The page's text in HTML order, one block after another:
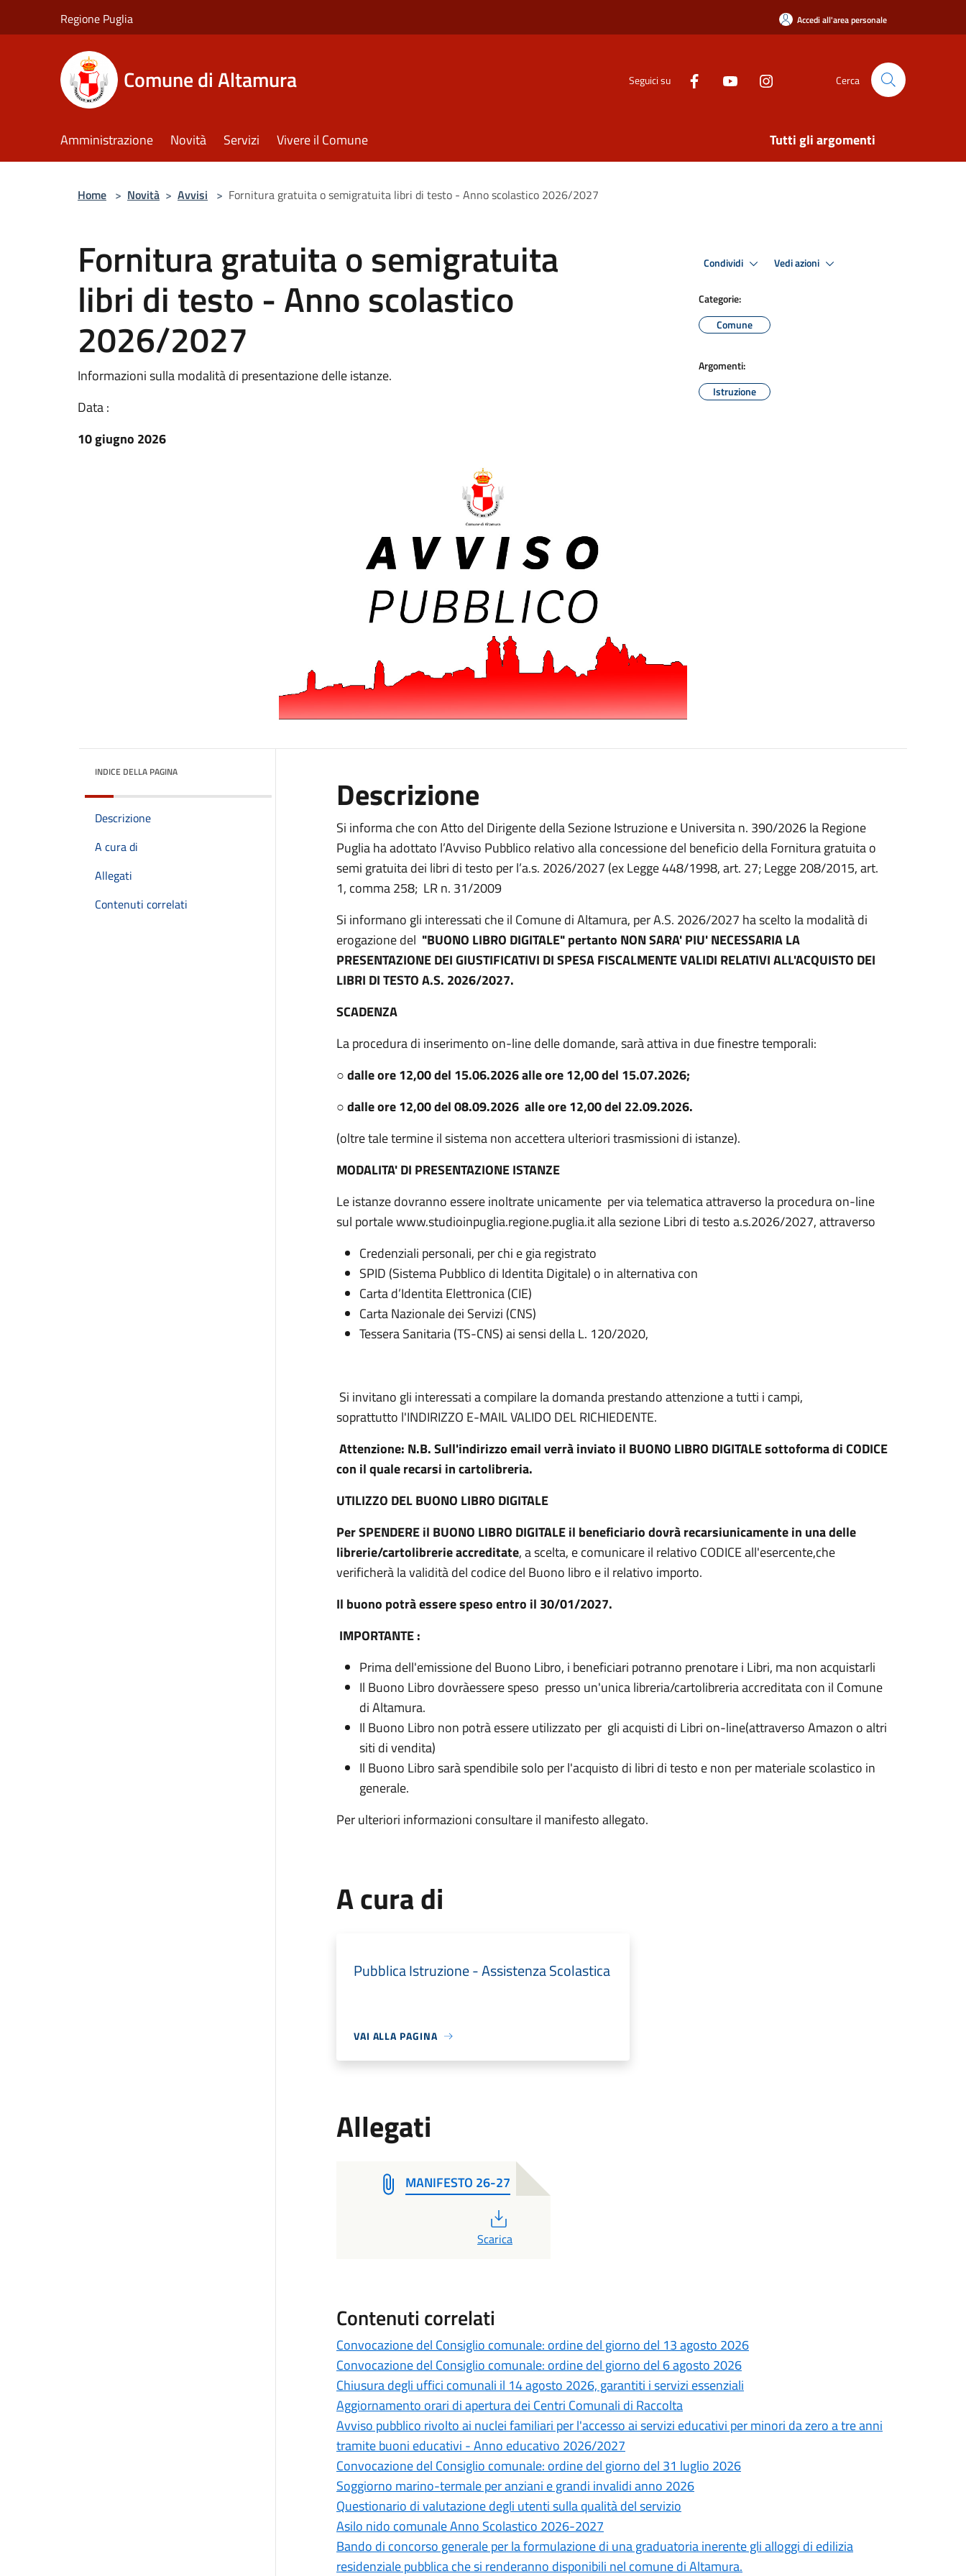
Regione Puglia Accedi all'area personale
Comune di Altamura Seguici su Cerca
Amministrazione Novità Servizi Vivere il Comune Tutti gli argomenti
Home > Novità > Avvisi > Fornitura gratuita o semigratuita libri di testo - Anno scolastico 2026/2027
Fornitura gratuita o semigratuita
libri di testo - Anno scolastico
2026/2027
Informazioni sulla modalità di presentazione delle istanze.
Data :
10 giugno 2026
Condividi Vedi azioni
Categorie:
Comune
Argomenti:
Istruzione
INDICE DELLA PAGINA
Descrizione
A cura di
Allegati
Contenuti correlati
Descrizione
Si informa che con Atto del Dirigente della Sezione Istruzione e Universita n. 390/2026 la Regione
Puglia ha adottato l’Avviso Pubblico relativo alla concessione del beneficio della Fornitura gratuita o
semi gratuita dei libri di testo per l’a.s. 2026/2027 (ex Legge 448/1998, art. 27; Legge 208/2015, art.
1, comma 258; LR n. 31/2009
Si informano gli interessati che il Comune di Altamura, per A.S. 2026/2027 ha scelto la modalità di
erogazione del "BUONO LIBRO DIGITALE" pertanto NON SARA' PIU' NECESSARIA LA
PRESENTAZIONE DEI GIUSTIFICATIVI DI SPESA FISCALMENTE VALIDI RELATIVI ALL'ACQUISTO DEI
LIBRI DI TESTO A.S. 2026/2027.
SCADENZA
La procedura di inserimento on-line delle domande, sarà attiva in due finestre temporali:
○dalle ore 12,00 del 15.06.2026 alle ore 12,00 del 15.07.2026;
○dalle ore 12,00 del 08.09.2026 alle ore 12,00 del 22.09.2026.
(oltre tale termine il sistema non accettera ulteriori trasmissioni di istanze).
MODALITA' DI PRESENTAZIONE ISTANZE
Le istanze dovranno essere inoltrate unicamente per via telematica attraverso la procedura on-line
sul portale www.studioinpuglia.regione.puglia.it alla sezione Libri di testo a.s.2026/2027, attraverso
Credenziali personali, per chi e gia registrato
SPID (Sistema Pubblico di Identita Digitale) o in alternativa con
Carta d’Identita Elettronica (CIE)
Carta Nazionale dei Servizi (CNS)
Tessera Sanitaria (TS-CNS) ai sensi della L. 120/2020,
Si invitano gli interessati a compilare la domanda prestando attenzione a tutti i campi,
soprattutto l'INDIRIZZO E-MAIL VALIDO DEL RICHIEDENTE.
Attenzione: N.B. Sull'indirizzo email verrà inviato il BUONO LIBRO DIGITALE sottoforma di CODICE
con il quale recarsi in cartolibreria.
UTILIZZO DEL BUONO LIBRO DIGITALE
Per SPENDERE il BUONO LIBRO DIGITALE il beneficiario dovrà recarsiunicamente in una delle
librerie/cartolibrerie accreditate, a scelta, e comunicare il relativo CODICE all'esercente,che
verificherà la validità del codice del Buono libro e il relativo importo.
Il buono potrà essere speso entro il 30/01/2027.
IMPORTANTE :
Prima dell'emissione del Buono Libro, i beneficiari potranno prenotare i Libri, ma non acquistarli
Il Buono Libro dovràessere speso presso un'unica libreria/cartolibreria accreditata con il Comune
di Altamura.
Il Buono Libro non potrà essere utilizzato per gli acquisti di Libri on-line(attraverso Amazon o altri
siti di vendita)
Il Buono Libro sarà spendibile solo per l'acquisto di libri di testo e non per materiale scolastico in
generale.
Per ulteriori informazioni consultare il manifesto allegato.
A cura di
Pubblica Istruzione - Assistenza Scolastica
VAI ALLA PAGINA
Allegati
MANIFESTO 26-27
Scarica
Contenuti correlati
Convocazione del Consiglio comunale: ordine del giorno del 13 agosto 2026
Convocazione del Consiglio comunale: ordine del giorno del 6 agosto 2026
Chiusura degli uffici comunali il 14 agosto 2026, garantiti i servizi essenziali
Aggiornamento orari di apertura dei Centri Comunali di Raccolta
Avviso pubblico rivolto ai nuclei familiari per l'accesso ai servizi educativi per minori da zero a tre anni
tramite buoni educativi - Anno educativo 2026/2027
Convocazione del Consiglio comunale: ordine del giorno del 31 luglio 2026
Soggiorno marino-termale per anziani e grandi invalidi anno 2026
Questionario di valutazione degli utenti sulla qualità del servizio
Asilo nido comunale Anno Scolastico 2026-2027
Bando di concorso generale per la formulazione di una graduatoria inerente gli alloggi di edilizia
residenziale pubblica che si renderanno disponibili nel comune di Altamura.